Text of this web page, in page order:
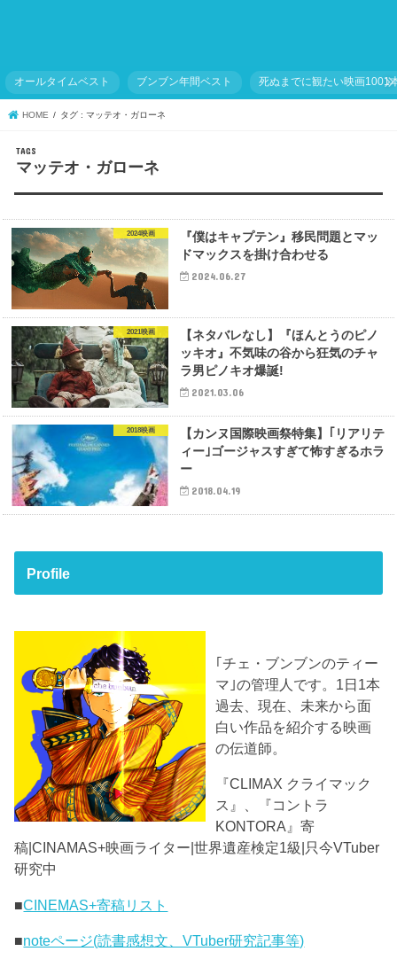
オールタイムベスト ブンブン年間ベスト 死ぬまでに観たい映画1001
HOME タグ : マッテオ・ガローネ
マッテオ・ガローネ
2024映画
『僕はキャプテン』移民問題とマッ
ドマックスを掛け合わせる
2024.06.27
2021映画
【ネタバレなし】『ほんとうのピノ
ッキオ』不気味の谷から狂気のチャ
ラ男ピノキオ爆誕!
2021.03.06
2018映画
【カンヌ国際映画祭特集】｢リアリテ
ィー｣ゴージャスすぎて怖すぎるホラ
ー
2018.04.19
Profile
｢チェ・ブンブンのティー
マ｣の管理人です。1日1本
過去、現在、未来から面
白い作品を紹介する映画
の伝道師。
『CLIMAX クライマック
ス』、『コントラ
KONTORA』寄
稿|CINAMAS+映画ライター|世界遺産検定1級|只今VTuber
研究中
■CINEMAS+寄稿リスト
■noteページ(読書感想文、VTuber研究記事等)